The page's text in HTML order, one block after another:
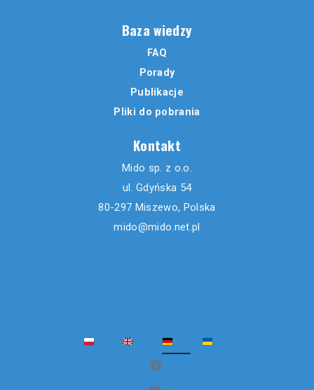
Baza wiedzy
FAQ
Porady
Publikacje
Pliki do pobrania
Kontakt
Mido sp. z o.o.
ul. Gdyńska 54
80-297 Miszewo, Polska
mido@mido.net.pl
(öffnet in neuem Fenster)